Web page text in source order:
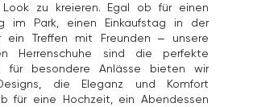
Look zu kreieren. Egal ob für einen
im Park, einen Einkaufstag in der
Treffen mit Freunden – unsere
Herrenschuhe sind die perfekte
für besondere Anlässe bieten wir
die Eleganz und Komfort
für eine Hochzeit, ein Abendessen